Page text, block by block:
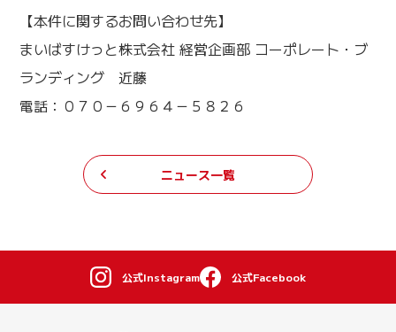
【本件に関するお問い合わせ先】
まいばすけっと株式会社 経営企画部 コーポレート・ブ
ランディング 近藤
電話：０７０－６９６４－５８２６
ニュース一覧
公式Instagram 公式Facebook